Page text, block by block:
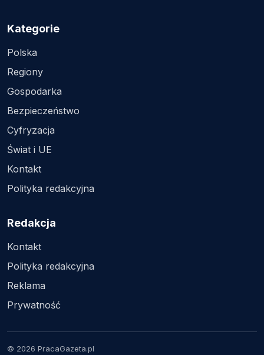
Kategorie
Polska
Regiony
Gospodarka
Bezpieczeństwo
Cyfryzacja
Świat i UE
Kontakt
Polityka redakcyjna
Redakcja
Kontakt
Polityka redakcyjna
Reklama
Prywatność
© 2026 PracaGazeta.pl